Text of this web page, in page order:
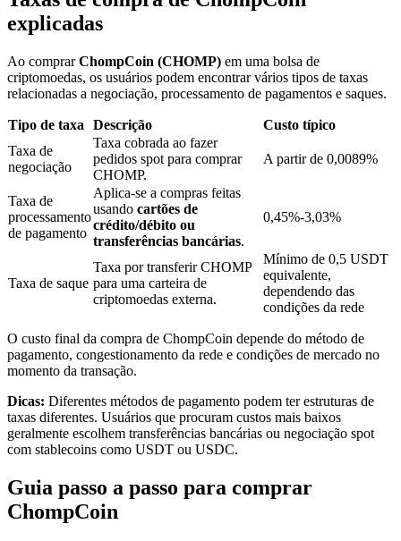
Bloqueios de BTR
Empréstimos
Serviço de empréstimo apoiado por criptografia
Investimento Automático
explicadas
Ao comprarChompCoin (CHOMP) em uma bolsa de
criptomoedas, os usuários podem encontrar vários tipos de taxas
relacionadas a negociação, processamento de pagamentos e saques.
Tipo de taxa Descrição
Custo típico
Taxa de
negociação
Taxa cobrada ao fazer
pedidos spot para comprar
CHOMP.
A partir de 0,0089%
Taxa de
processamento
de pagamento
Aplica-se a compras feitas
usando cartões de
crédito/débito ou
transferências bancárias.
0,45%-3,03%
Taxa de saque
Taxa por transferir CHOMP
para uma carteira de
criptomoedas externa.
Mínimo de 0,5 USDT
equivalente,
dependendo das
condições da rede
O custo final da compra de ChompCoin depende do método de
pagamento, congestionamento da rede e condições de mercado no
momento da transação.
Dicas: Diferentes métodos de pagamento podem ter estruturas de
taxas diferentes. Usuários que procuram custos mais baixos
geralmente escolhem transferências bancárias ou negociação spot
com stablecoins como USDT ou USDC.
Guia passo a passo para comprar
ChompCoin